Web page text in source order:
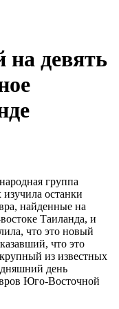
на девять
группа
останки
найденные на
Таиланда, и
что это новый
что это
из известных
день
Юго-Восточной